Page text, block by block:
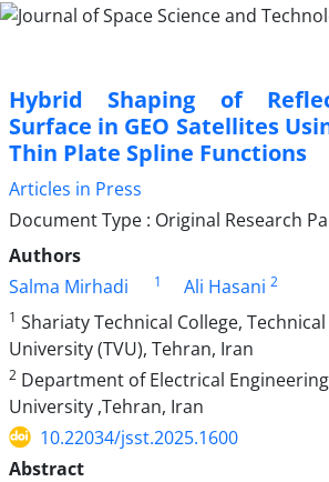
Hybrid Shaping of
Surface in GEO Satellites
Thin Plate Spline Functions
Articles in Press
Document Type : Original Research
Authors
Salma Mirhadi
1 Ali Hasani 2
1 Shariaty Technical College,
University (TVU), Tehran, Iran
2 Department of Electrical
University ,Tehran, Iran
10.22034/jsst.2025.1600
Abstract